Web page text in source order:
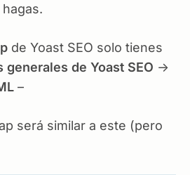
de Yoast SEO solo tienes
generales de Yoast SEO ->
–
será similar a este (pero